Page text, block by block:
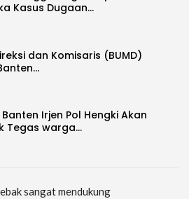
Kasus Dugaan…
dan Komisaris (BUMD)
Irjen Pol Hengki Akan
Tegas warga…
sangat mendukung